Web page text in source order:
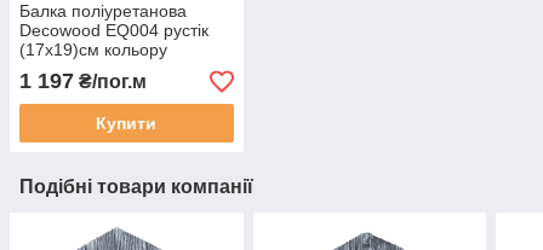
Балка поліуретанова
Decowood EQ004 рустік
(17х19)см кольору
червоного дерева
1 197 ₴/пог.м
Купити
Подібні товари компанії